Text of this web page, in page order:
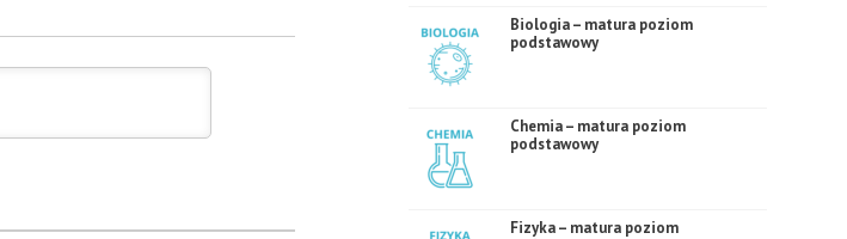
Biologia – matura poziom
podstawowy
Chemia – matura poziom
podstawowy
Fizyka – matura poziom